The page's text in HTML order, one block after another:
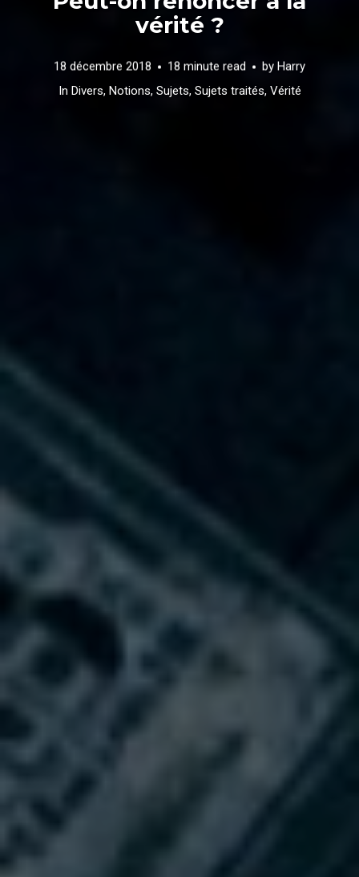
vérité ?
18 décembre 2018 18 minute read by Harry
In Divers, Notions, Sujets, Sujets traités, Vérité